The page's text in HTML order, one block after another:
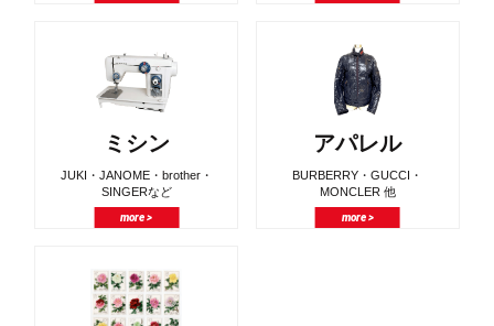
ミシン
JUKI・JANOME・brother・
SINGERなど
more >
アパレル
BURBERRY・GUCCI・
MONCLER 他
more >